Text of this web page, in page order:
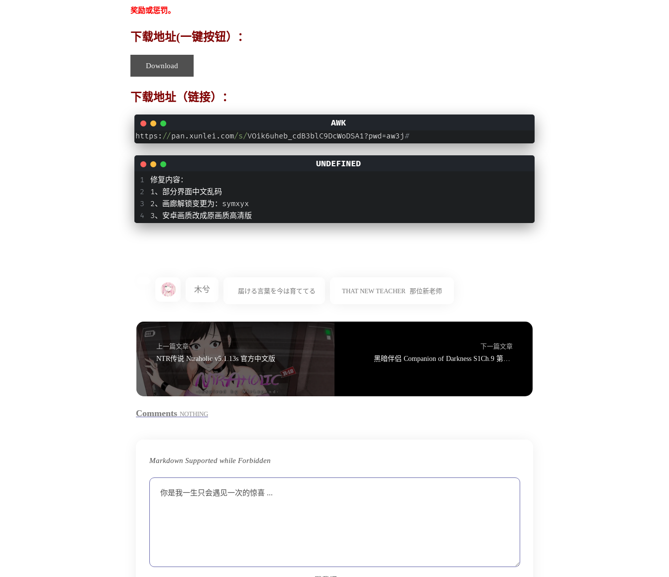
奖励或惩罚。
下载地址(一键按钮）：
Download
下载地址（链接）：
https: //pan.xunlei.com/s/VOik6uheb_cdB3blC9DcWoDSA1?pwd=aw3j #
修复内容：
1、部分界面中文乱码
2、画廊解锁变更为：symxyx
3、安卓画质改成原画质高清版
木兮 届ける言葉を今は育ててる THAT NEW TEACHER 那位新老师
上一篇文章
NTR传说 Ntraholic v5.1.13s 官方中文版
下一篇文章
黑暗伴侣 Companion of Darkness S1Ch.9 第一季完结汉化版 PC+安卓高清版
Comments NOTHING
Markdown Supported while Forbidden
你是我一生只会遇见一次的惊喜 ...